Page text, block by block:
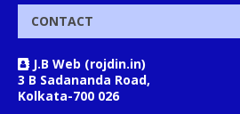
CONTACT
J.B Web (rojdin.in)
3 B Sadananda Road,
Kolkata-700 026